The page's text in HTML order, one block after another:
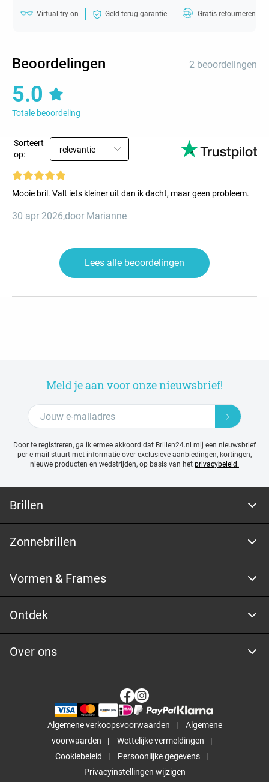
Virtual try-on Geld-terug-garantie Gratis retourneren
Beoordelingen 2 beoordelingen
5.0
Totale beoordeling
Sorteert
op:
relevantie
Mooie bril. Valt iets kleiner uit dan ik dacht, maar geen probleem.
30 apr 2026,door Marianne
Lees alle beoordelingen
Meld je aan voor onze nieuwsbrief!
Door te registreren, ga ik ermee akkoord dat Brillen24.nl mij een nieuwsbrief
per e-mail stuurt met informatie over exclusieve aanbiedingen, kortingen,
nieuwe producten en wedstrijden, op basis van het privacybeleid.
Brillen
Zonnebrillen
Vormen & Frames
Ontdek
Over ons
Algemene verkoopsvoorwaarden
Algemene
voorwaarden
Wettelijke vermeldingen
Cookiebeleid
Persoonlijke gegevens
Privacyinstellingen wijzigen